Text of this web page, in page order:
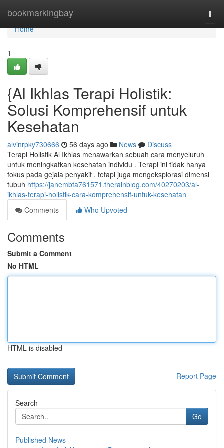
bookmarkingbay
Home
Home
1
{Al Ikhlas Terapi Holistik:
Solusi Komprehensif untuk
Kesehatan
alvinrpky730666 56 days ago News
Discuss
Terapi Holistik Al Ikhlas menawarkan sebuah cara menyeluruh
untuk meningkatkan kesehatan individu . Terapi ini tidak hanya
fokus pada gejala penyakit , tetapi juga mengeksplorasi dimensi
tubuh https://janembta761571.therainblog.com/40270203/al-
ikhlas-terapi-holistik-cara-komprehensif-untuk-kesehatan
Comments
Who Upvoted
Comments
Submit a Comment
No HTML
HTML is disabled
Report Page
Search
Go
Published News